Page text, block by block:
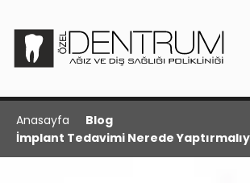
Anasayfa
Blog
İmplant Tedavimi Nerede